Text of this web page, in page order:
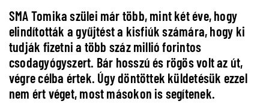
SMA Tomika szülei már több, mint két éve, hogy
elindították a gyűjtést a kisfiúk számára, hogy ki
tudják fizetni a több száz millió forintos
csodagyógyszert. Bár hosszú és rögös volt az út,
végre célba értek. Úgy döntöttek küldetésük ezzel
nem ért véget, most másokon is segítenek.